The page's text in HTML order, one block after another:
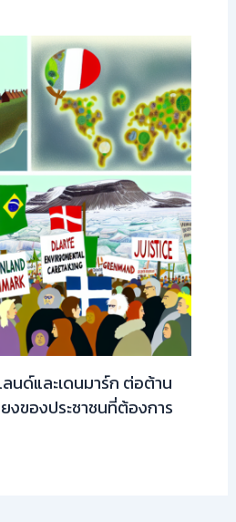
นด์และเดนมาร์ก ต่อต้าน
งของประชาชนที่ต้องการ